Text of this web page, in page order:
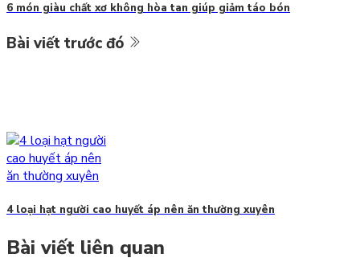
6 món giàu chất xơ không hòa tan giúp giảm táo bón
Bài viết trước đó
4 loại hạt người cao huyết áp nên ăn thường xuyên
Bài viết liên quan